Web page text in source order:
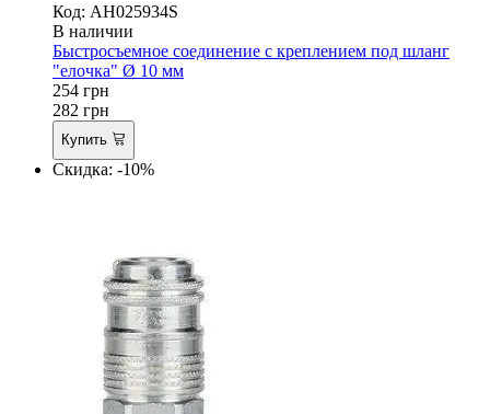
Код: AH025934S
В наличии
Быстросъемное соединение с креплением под шланг
"елочка" Ø 10 мм
254 грн
282 грн
Купить
Скидка: -10%